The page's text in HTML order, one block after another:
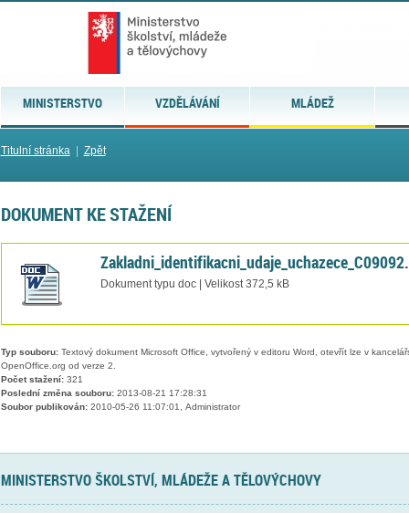
MINISTERSTVO VZDĚLÁVÁNÍ MLÁDEŽ
Titulní stránka| Zpět
DOKUMENT KE STAŽENÍ
Dokument typu doc | Velikost 372,5 kB
Typ souboru:Textový dokument Microsoft Office, vytvořený v editoru Word, otevřít lze v
OpenOffice.org od verze 2.
Počet stažení:321
Poslední změna souboru:2013-08-21 17:28:31
Soubor publikován:2010-05-26 11:07:01, Administrator
MINISTERSTVO ŠKOLSTVÍ, MLÁDEŽE A TĚLOVÝCHOVY